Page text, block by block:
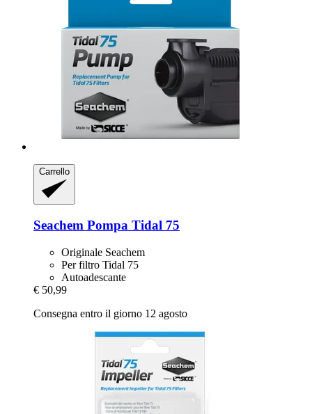
Carrello
Seachem Pompa Tidal 75
Originale Seachem
Per filtro Tidal 75
Autoadescante
€ 50,99
Consegna entro il giorno 12 agosto